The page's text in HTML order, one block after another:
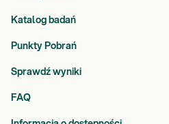
Katalog badań
Punkty Pobrań
Sprawdź wyniki
FAQ